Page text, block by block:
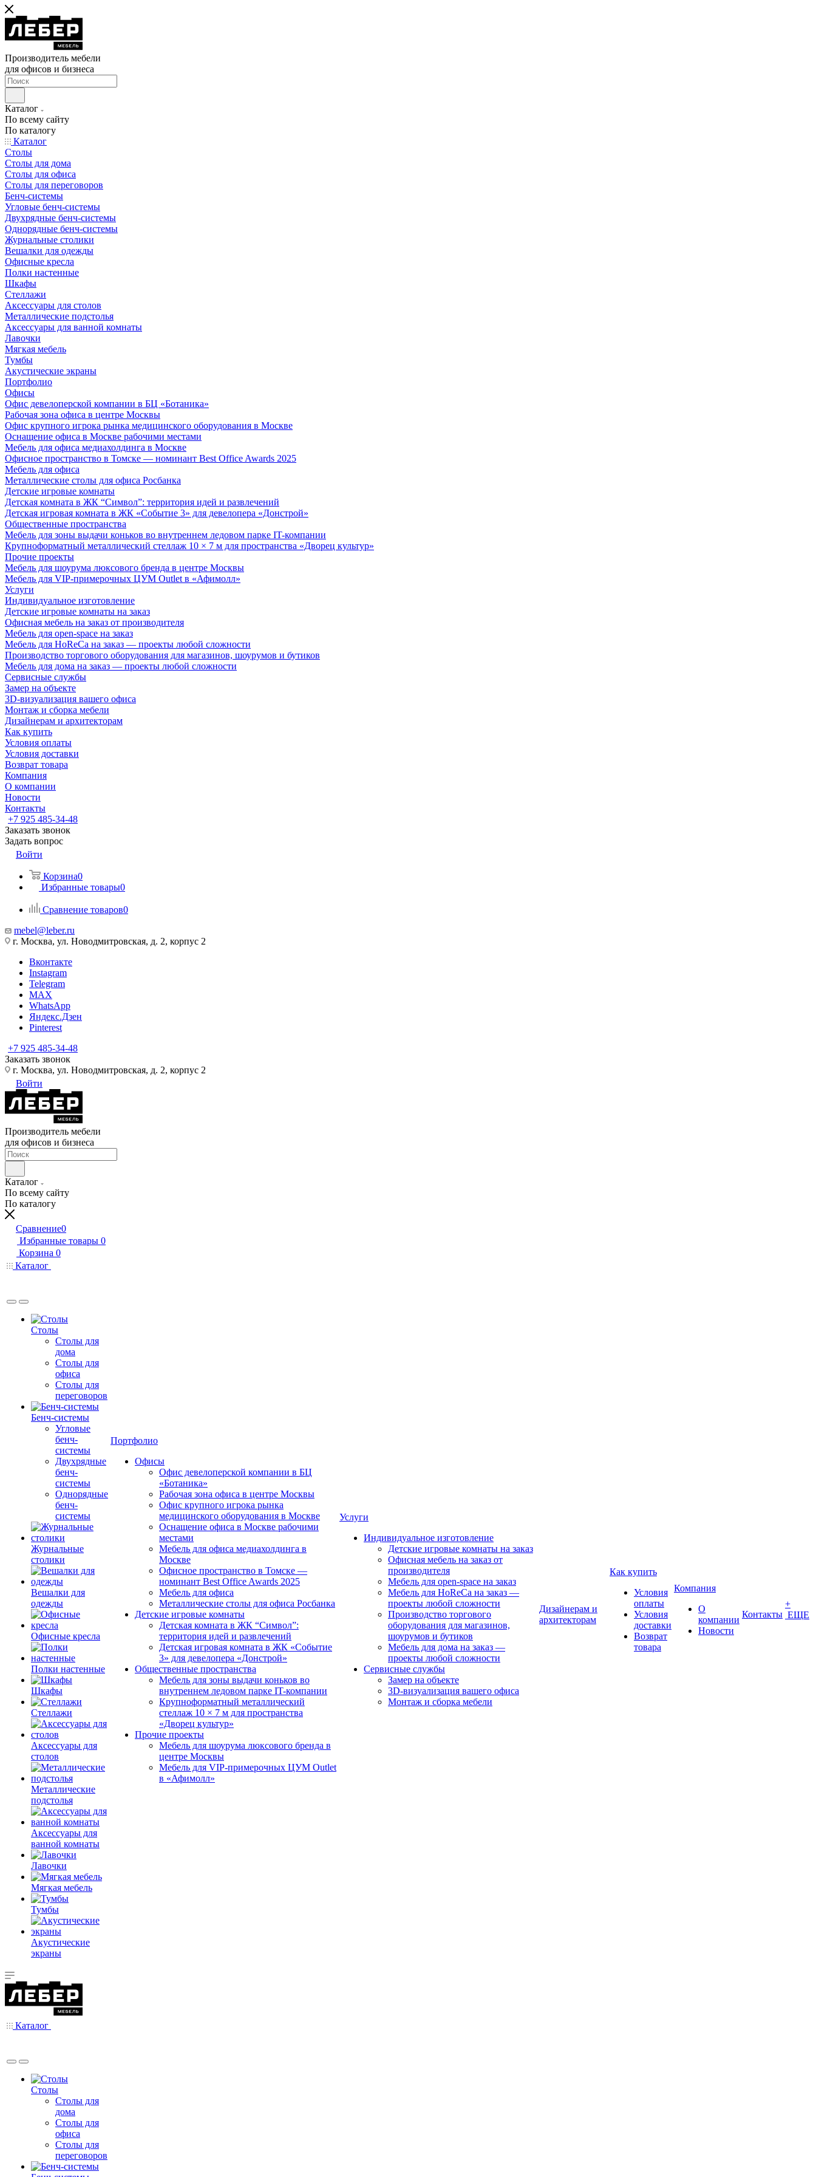
Производитель мебели
для офисов и бизнеса
Каталог
По всему сайту
По каталогу
Каталог
Столы
Столы для дома
Столы для офиса
Столы для переговоров
Бенч-системы
Угловые бенч-системы
Двухрядные бенч-системы
Однорядные бенч-системы
Журнальные столики
Вешалки для одежды
Офисные кресла
Полки настенные
Шкафы
Стеллажи
Аксессуары для столов
Металлические подстолья
Аксессуары для ванной комнаты
Лавочки
Мягкая мебель
Тумбы
Акустические экраны
Портфолио
Офисы
Офис девелоперской компании в БЦ «Ботаника»
Рабочая зона офиса в центре Москвы
Офис крупного игрока рынка медицинского оборудования в Москве
Оснащение офиса в Москве рабочими местами
Мебель для офиса медиахолдинга в Москве
Офисное пространство в Томске — номинант Best Office Awards 2025
Мебель для офиса
Металлические столы для офиса Росбанка
Детские игровые комнаты
Детская комната в ЖК “Символ”: территория идей и развлечений
Детская игровая комната в ЖК «Событие 3» для девелопера «Донстрой»
Общественные пространства
Мебель для зоны выдачи коньков во внутреннем ледовом парке IT-компании
Крупноформатный металлический стеллаж 10 × 7 м для пространства «Дворец культур»
Прочие проекты
Мебель для шоурума люксового бренда в центре Москвы
Мебель для VIP-примерочных ЦУМ Outlet в «Афимолл»
Услуги
Индивидуальное изготовление
Детские игровые комнаты на заказ
Офисная мебель на заказ от производителя
Мебель для open-space на заказ
Мебель для HoReCa на заказ — проекты любой сложности
Производство торгового оборудования для магазинов, шоурумов и бутиков
Мебель для дома на заказ — проекты любой сложности
Сервисные службы
Замер на объекте
3D-визуализация вашего офиса
Монтаж и сборка мебели
Дизайнерам и архитекторам
Как купить
Условия оплаты
Условия доставки
Возврат товара
Компания
О компании
Новости
Контакты
+7 925 485-34-48
Заказать звонок
Задать вопрос
Войти
Корзина0
Избранные товары0
Сравнение товаров0
mebel@leber.ru
г. Москва, ул. Новодмитровская, д. 2, корпус 2
Вконтакте
Instagram
Telegram
MAX
WhatsApp
Яндекс.Дзен
Pinterest
+7 925 485-34-48
Заказать звонок
г. Москва, ул. Новодмитровская, д. 2, корпус 2
Войти
Производитель мебели
для офисов и бизнеса
Каталог
По всему сайту
По каталогу
Сравнение0
Избранные товары 0
Корзина 0
Каталог
Столы
Столы для
дома
Столы для
офиса
Столы для
переговоров
Бенч-системы
Угловые
бенч-
системы
Двухрядные
бенч-
системы
Однорядные
бенч-
системы
Журнальные
столики
Вешалки для
одежды
Офисные кресла
Полки настенные
Шкафы
Стеллажи
Аксессуары для
столов
Металлические
подстолья
Аксессуары для
ванной комнаты
Лавочки
Мягкая мебель
Тумбы
Акустические
экраны
Портфолио
Офисы
Офис девелоперской компании в БЦ
«Ботаника»
Рабочая зона офиса в центре Москвы
Офис крупного игрока рынка
медицинского оборудования в Москве
Оснащение офиса в Москве рабочими
местами
Мебель для офиса медиахолдинга в
Москве
Офисное пространство в Томске —
номинант Best Office Awards 2025
Мебель для офиса
Металлические столы для офиса Росбанка
Детские игровые комнаты
Детская комната в ЖК “Символ”:
территория идей и развлечений
Детская игровая комната в ЖК «Событие
3» для девелопера «Донстрой»
Общественные пространства
Мебель для зоны выдачи коньков во
внутреннем ледовом парке IT-компании
Крупноформатный металлический
стеллаж 10 × 7 м для пространства
«Дворец культур»
Прочие проекты
Мебель для шоурума люксового бренда в
центре Москвы
Мебель для VIP-примерочных ЦУМ Outlet
в «Афимолл»
Услуги
Индивидуальное изготовление
Детские игровые комнаты на заказ
Офисная мебель на заказ от
производителя
Мебель для open-space на заказ
Мебель для HoReCa на заказ —
проекты любой сложности
Производство торгового
оборудования для магазинов,
шоурумов и бутиков
Мебель для дома на заказ —
проекты любой сложности
Сервисные службы
Замер на объекте
3D-визуализация вашего офиса
Монтаж и сборка мебели
Дизайнерам и
архитекторам
Как купить
Условия
оплаты
Условия
доставки
Возврат
товара
Компания
О
компании
Новости
Контакты
+
ЕЩЕ
Каталог
Столы
Столы для
дома
Столы для
офиса
Столы для
переговоров